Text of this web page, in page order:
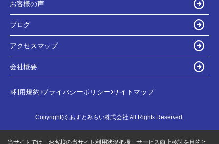
お客様の声
ブログ
アクセスマップ
会社概要
利用規約 プライバシーポリシー サイトマップ
Copyright(c) あすとみらい株式会社 All Rights Reserved.
当サイトでは、お客様の当サイト利用状況把握、サービス向上検討を目的と